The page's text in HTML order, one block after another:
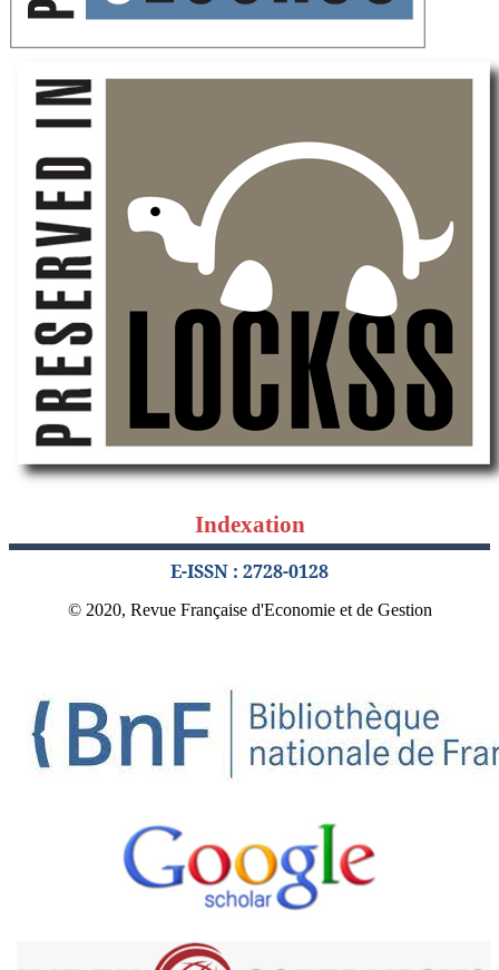
Indexation
E-ISSN : 2728-0128
© 2020, Revue Française d'Economie et de Gestion